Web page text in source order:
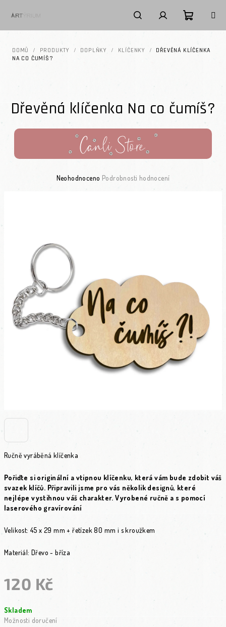
Hledat PřihlášeníNákupní
DOMŮ / PRODUKTY / DOPLŇKY / KLÍČENKY /
DŘEVĚNÁ KLÍČENKA
NA CO ČUMÍŠ?
Ručně vyráběná klíčenka
Pořiďte si originální a vtipnou klíčenku, která vám bude zdobit váš
svazek klíčů. Připravili jsme pro vás několik designů, které
nejlépe vystihnou váš charakter. Vyrobené ručně a s pomocí
laserového gravírování
Velikost: 45 x 29 mm + řetízek 80 mm i s kroužkem
Materiál: Dřevo - bříza
120 Kč
Měrná cena:
Skladem
Možnosti doručení
Dřevěná klíčenka Na co čumíš?
Průměrné hodnocení produktu je 0,0 z 5 hvězdiček.
Neohodnoceno Podrobnosti hodnocení